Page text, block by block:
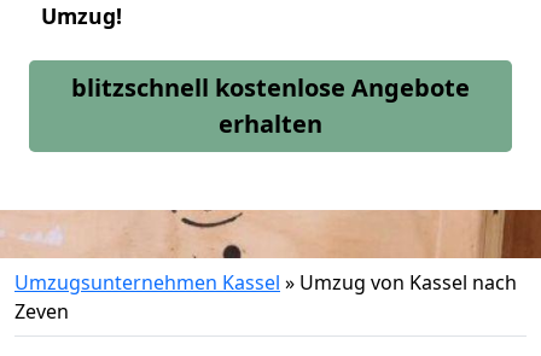
Umzug!
blitzschnell kostenlose Angebote
erhalten
Umzugsunternehmen Kassel » Umzug von Kassel nach
Zeven